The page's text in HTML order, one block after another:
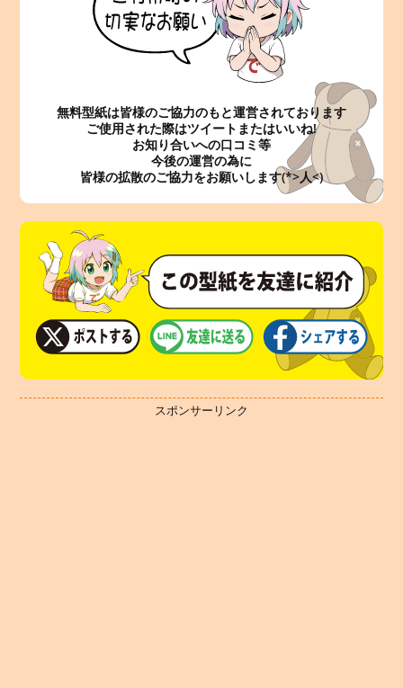
無料型紙は皆様のご協力のもと運営されております
ご使用された際はツイートまたはいいね!
お知り合いへの口コミ等
今後の運営の為に
皆様の拡散のご協力をお願いします(*>人<)
スポンサーリンク